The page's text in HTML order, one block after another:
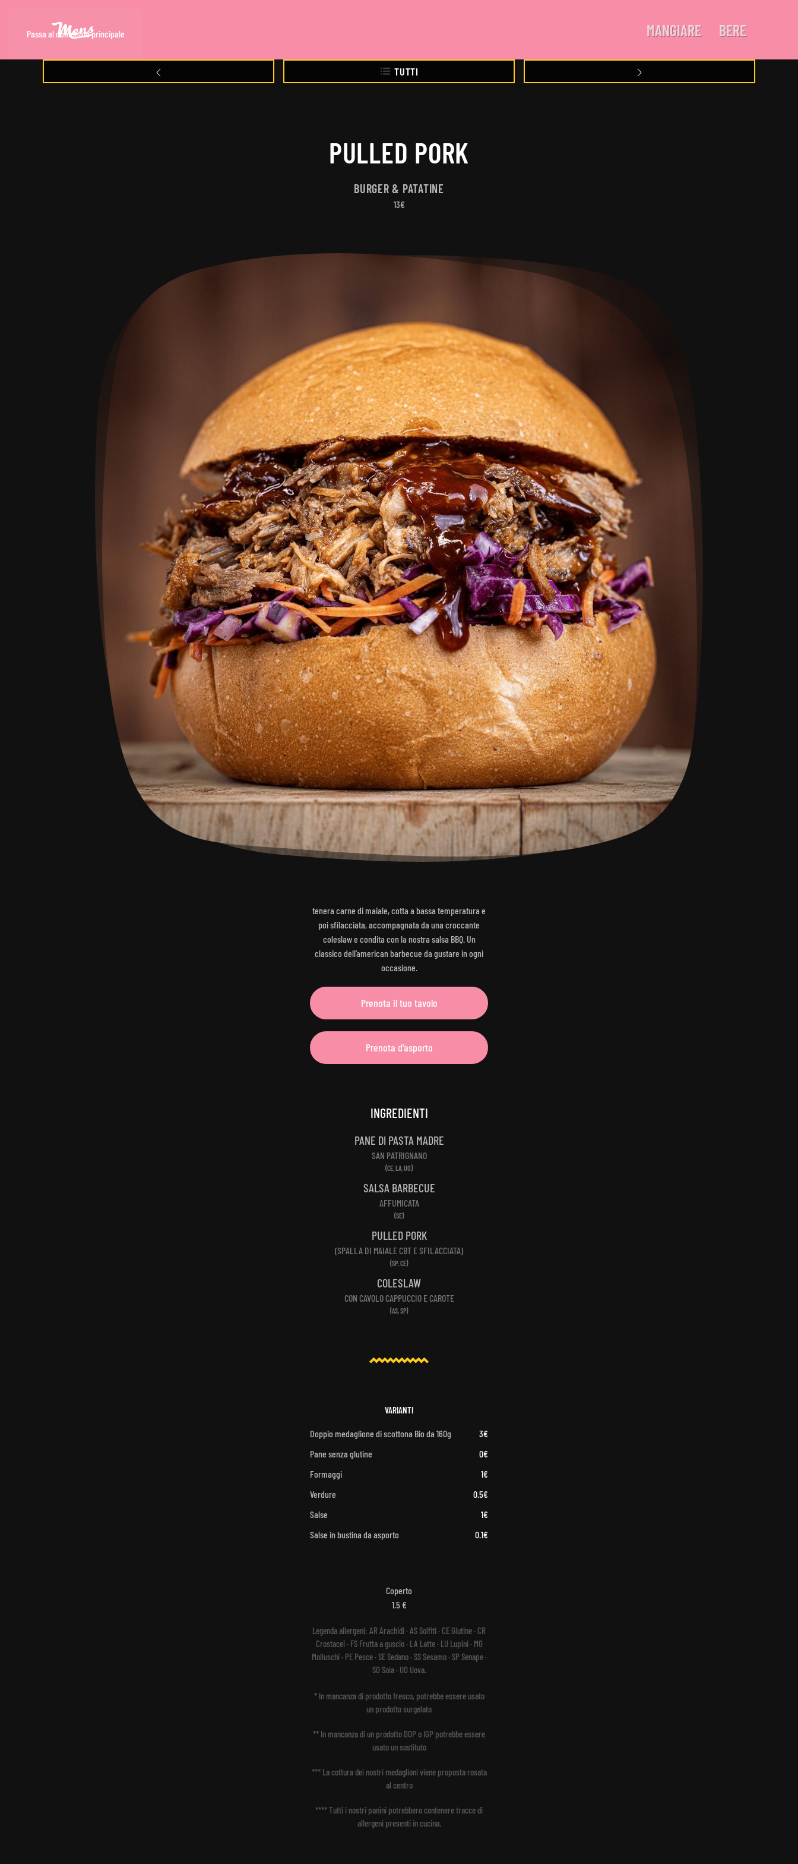
Passa al contenuto principale MANGIARE BERE
TUTTI
PULLED PORK
BURGER & PATATINE
13€
tenera carne di maiale, cotta a bassa temperatura e
poi sfilacciata, accompagnata da una croccante
coleslaw e condita con la nostra salsa BBQ. Un
classico dell’american barbecue da gustare in ogni
occasione.
Prenota il tuo tavolo
Prenota d’asporto
INGREDIENTI
PANE DI PASTA MADRE
SAN PATRIGNANO
(CE, LA, UO)
SALSA BARBECUE
AFFUMICATA
(SE)
PULLED PORK
(SPALLA DI MAIALE CBT E SFILACCIATA)
(SP, CE)
COLESLAW
CON CAVOLO CAPPUCCIO E CAROTE
(AS, SP)
VARIANTI
Doppio medaglione di scottona Bio da 160g
3€
Pane senza glutine
0€
Formaggi
1€
Verdure
0.5€
Salse
1€
Salse in bustina da asporto
0.1€
Coperto
1.5 €
Legenda allergeni: AR Arachidi · AS Solfiti · CE Glutine · CR
Crostacei · FS Frutta a guscio · LA Latte · LU Lupini · MO
Molluschi · PE Pesce · SE Sedano · SS Sesamo · SP Senape ·
SO Soia · UO Uova.
* In mancanza di prodotto fresco, potrebbe essere usato
un prodotto surgelato
** In mancanza di un prodotto DOP o IGP potrebbe essere
usato un sostituto
*** La cottura dei nostri medaglioni viene proposta rosata
al centro
**** Tutti i nostri panini potrebbero contenere tracce di
allergeni presenti in cucina.